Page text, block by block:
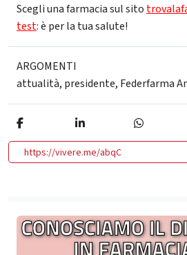
Scegli una farmacia sul sito
test: è per la tua salute!
ARGOMENTI
attualità, presidente, Federfarma
https://vivere.me/abqC